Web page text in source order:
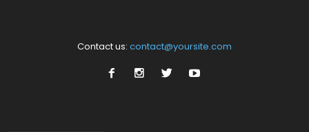
Contact us: contact@yoursite.com